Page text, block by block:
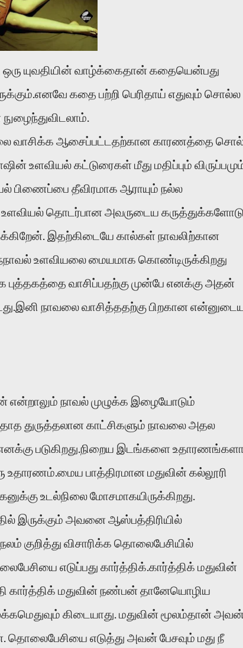
யுவதியின் வாழ்க்கைதான் கதையென்பது
கதை பற்றி பெரிதாய் எதுவும் சொல்ல
வாசிக்க ஆசைப்பட்டதற்கான காரணத்தை
உளவியல் கட்டுரைகள் மீது மதிப்பும்
பிணைப்பை தீவிரமாக ஆராயும் நல்ல
உளவியல் தொடர்பான அவருடைய
இதற்கிடையே கால்கள் நாவலிற்கான
உளவியலை மையமாக கொண்டிருக்கிறது
வாசிப்பதற்கு முன்பே எனக்கு அதன்
நாவலை வாசித்ததற்கு பிறகான
என்றாலும் நாவல் முழுக்க இழையோடும்
துருத்தலான காட்சிகளும் நாவலை அதல
படுகிறது.நிறைய இடங்களை
உதாரணம்.மைய பாத்திரமான மதுவின் கல்லூரி
உடல்நிலை மோசமாகயிருக்கிறது.
இருக்கும் அவனை ஆஸ்பத்திரியில்
குறித்து விசாரிக்க தொலைபேசியில்
எடுப்பது கார்த்திக்.கார்த்திக் மதுவின்
கார்த்திக் மதுவின் நண்பன் தானேயொழிய
கிடையாது. மதுவின் மூலம்தான்
தொலைபேசியை எடுத்து அவன் பேசவும் மது நீ